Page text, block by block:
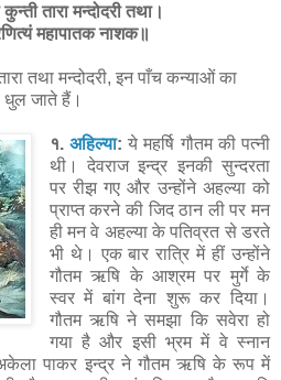
तारा मन्दोदरी तथा।
महापातक नाशक॥
तथा मन्दोदरी, इन पाँच कन्याओं का
धुल जाते हैं।
१.अहिल्या: ये महर्षि गौतम की पत्नी
थी। देवराज इन्द्र इनकी सुन्दरता
पर रीझ गए और उन्होंने अहल्या को
प्राप्त करने की जिद ठान ली पर मन
ही मन वे अहल्या के पतिव्रत से डरते
भी थे। एक बार रात्रि में हीं उन्होंने
गौतम ऋषि के आश्रम पर मुर्गे के
स्वर में बांग देना शुरू कर दिया।
गौतम ऋषि ने समझा कि सवेरा हो
गया है और इसी भ्रम में वे स्नान
पाकर इन्द्र ने गौतम ऋषि के रूप में